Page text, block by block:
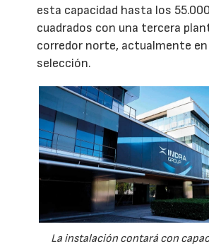
esta capacidad hasta los
cuadrados con una tercera
corredor norte, actualmente en
selección.
La instalación contará con